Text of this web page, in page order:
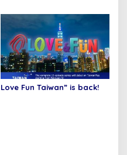
Bisa Adaptasi dengan
Kemasan Baru
Love Fun Taiwan” is back!